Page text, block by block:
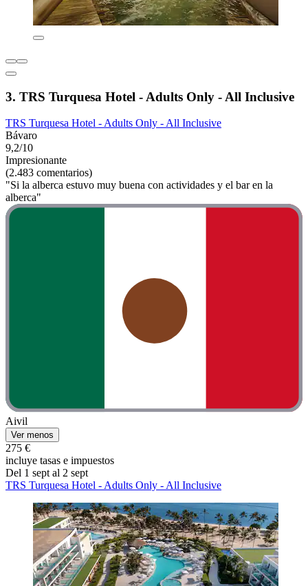
3. TRS Turquesa Hotel - Adults Only - All Inclusive
TRS Turquesa Hotel - Adults Only - All Inclusive
Bávaro
9,2/10
Impresionante
(2.483 comentarios)
"Si la alberca estuvo muy buena con actividades y el bar en la
alberca"
Aivil
Ver menos
275 €
incluye tasas e impuestos
Del 1 sept al 2 sept
TRS Turquesa Hotel - Adults Only - All Inclusive